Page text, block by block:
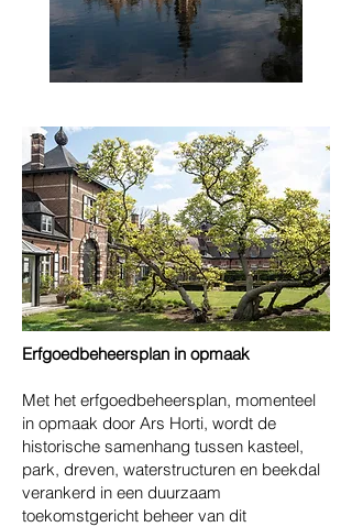
Erfgoedbeheersplan in opmaak
Met het erfgoedbeheersplan, momenteel
in opmaak door Ars Horti, wordt de
historische samenhang tussen kasteel,
park, dreven, waterstructuren en beekdal
verankerd in een duurzaam
toekomstgericht beheer van dit